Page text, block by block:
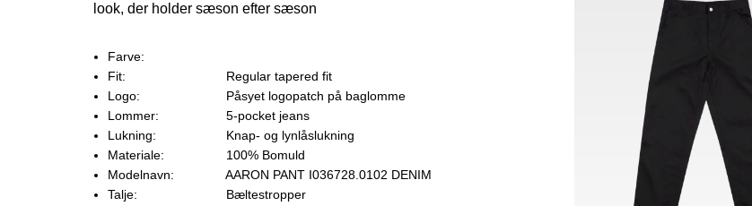
look, der holder sæson efter sæson
Farve:
Fit:
Regular tapered fit
Logo:
Påsyet logopatch på baglomme
Lommer:
5-pocket jeans
Lukning:
Knap- og lynlåslukning
Materiale:
100% Bomuld
Modelnavn:
AARON PANT I036728.0102 DENIM
Talje:
Bæltestropper